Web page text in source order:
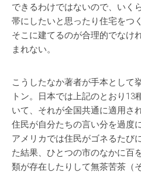
できるわけではないので、いく
帯にしたいと思ったり住宅をつ
そこに建てるのが合理的でなけ
まれない。
こうしたなか著者が手本として
トン。日本では上記のとおり13
いて、それが全国共通に適用さ
住民が自分たちの言い分を過度
アメリカでは住民がゴネるたび
た結果、ひとつの市のなかに百
類が存在したりして無茶苦茶（